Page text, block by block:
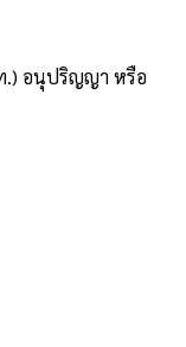
.) อนุปริญญา หรือ